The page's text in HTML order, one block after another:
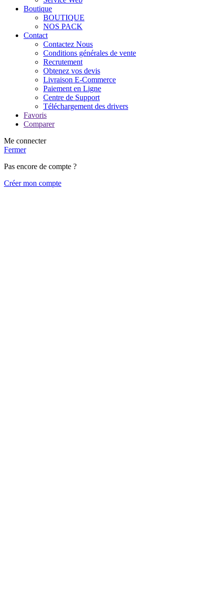
Boutique
BOUTIQUE
NOS PACK
Contact
Contactez Nous
Conditions générales de vente
Recrutement
Obtenez vos devis
Livraison E-Commerce
Paiement en Ligne
Centre de Support
Téléchargement des drivers
Favoris
Comparer
Me connecter
Fermer
Pas encore de compte ?
Créer mon compte